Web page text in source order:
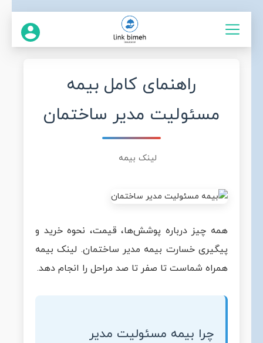
راهنمای کامل بیمه
مسئولیت مدیر ساختمان
لینک بیمه
همه چیز درباره پوشش‌ها، قیمت، نحوه خرید و
پیگیری خسارت بیمه مدیر ساختمان. لینک بیمه
همراه شماست تا صفر تا صد مراحل را انجام دهد.
چرا بیمه مسئولیت مدیر